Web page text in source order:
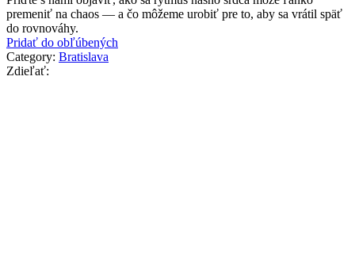
premeniť na chaos — a čo môžeme urobiť pre to, aby sa vrátil späť
do rovnováhy.
Pridať do obľúbených
Category: Bratislava
Zdieľať: